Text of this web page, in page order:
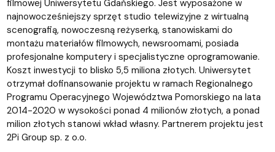
filmowej Uniwersytetu Gdańskiego. Jest wyposażone w
najnowocześniejszy sprzęt studio telewizyjne z wirtualną
scenografią, nowoczesną reżyserką, stanowiskami do
montażu materiałów filmowych, newsroomami, posiada
profesjonalne komputery i specjalistyczne oprogramowanie.
Koszt inwestycji to blisko 5,5 miliona złotych. Uniwersytet
otrzymał dofinansowanie projektu w ramach Regionalnego
Programu Operacyjnego Województwa Pomorskiego na lata
2014-2020 w wysokości ponad 4 milionów złotych, a ponad
milion złotych stanowi wkład własny. Partnerem projektu jest
2Pi Group sp. z o.o.